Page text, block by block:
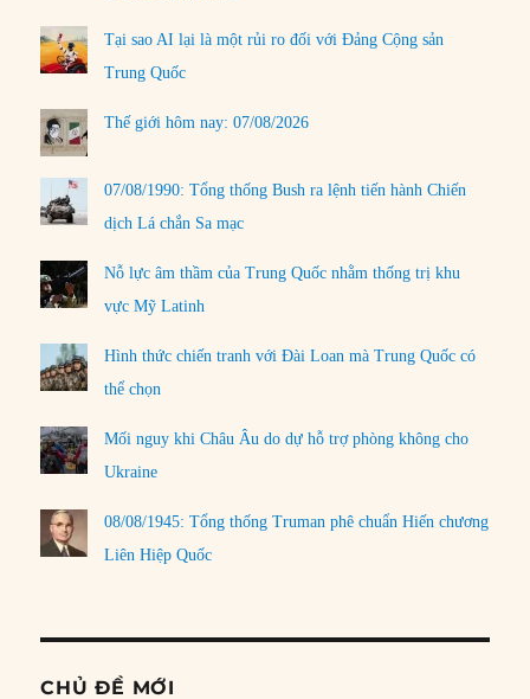
Tại sao AI lại là một rủi ro đối với Đảng Cộng sản
Trung Quốc
Thế giới hôm nay: 07/08/2026
07/08/1990: Tổng thống Bush ra lệnh tiến hành Chiến
dịch Lá chắn Sa mạc
Nỗ lực âm thầm của Trung Quốc nhằm thống trị khu
vực Mỹ Latinh
Hình thức chiến tranh với Đài Loan mà Trung Quốc có
thể chọn
Mối nguy khi Châu Âu do dự hỗ trợ phòng không cho
Ukraine
08/08/1945: Tổng thống Truman phê chuẩn Hiến chương
Liên Hiệp Quốc
CHỦ ĐỀ MỚI